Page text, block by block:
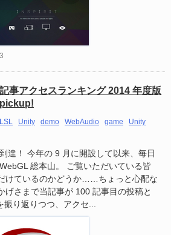
事アクセスランキング 2014 年度版
Unity demo WebAudio game
Unity
達！ 今年の 9 月に開設して以来、毎日
総本山。 ご覧いただいている皆
けているのかどうか……ちょっと心配な
げさまで当記事が 100 記事目の投稿と
り返りつつ、アクセ...